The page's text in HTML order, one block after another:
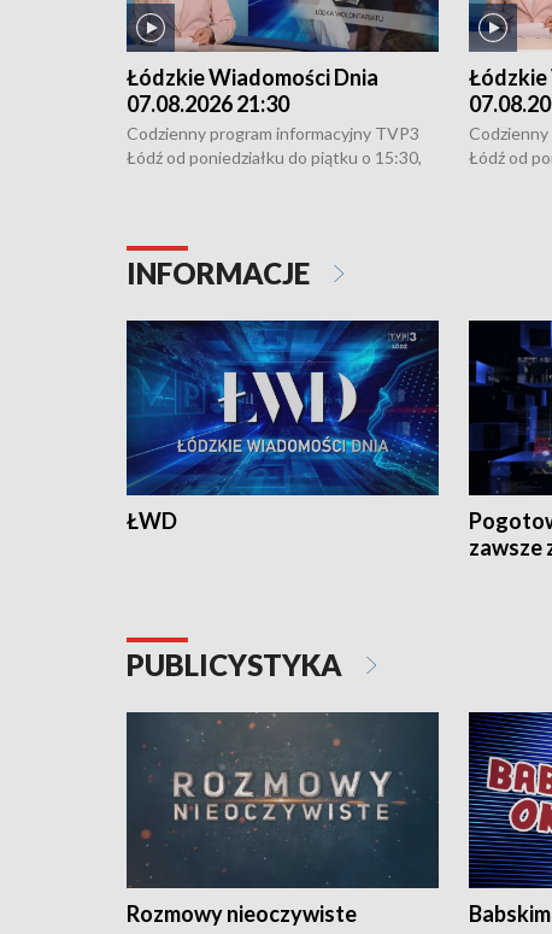
Łódzkie Wiadomości Dnia
07.08.2026 21:30
Codzienny program informacyjny TVP3
Łódź od poniedziałku do piątku o 15:30,
Łódzkie
Łódź od
INFORMACJE
ŁWD
zawsze
PUBLICYSTYKA
Rozmowy nieoczywiste